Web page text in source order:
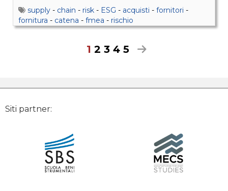
supply - chain - risk - ESG - acquisti - fornitori -
fornitura - catena - fmea - rischio
1 2 3 4 5
Siti partner: